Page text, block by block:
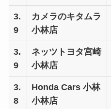
3.
9
カメラのキタムラ
小林店
3.
9
ネッツトヨタ宮崎
小林店
3.
8
Honda Cars 小林
小林店